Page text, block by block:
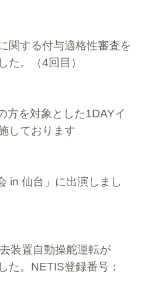
関する付与適格性審査を
た。（4回目）
方を対象とした1DAYイ
しております
in 仙台」に出演しまし
装置自動操舵運転が
た。NETIS登録番号：